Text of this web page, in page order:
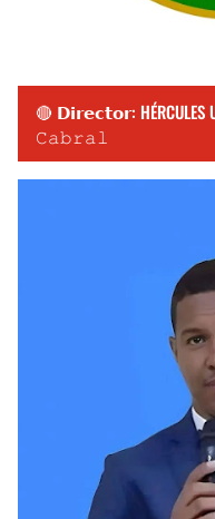
🔴 𝗗𝗶𝗿𝗲𝗰𝘁𝗼𝗿:
𝙲𝚊𝚋𝚛𝚊𝚕